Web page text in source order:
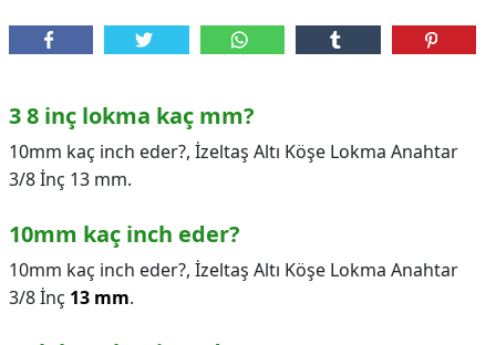
3 8 inç lokma kaç mm?
10mm kaç inch eder?, İzeltaş Altı Köşe Lokma Anahtar
3/8 İnç 13 mm.
10mm kaç inch eder?
10mm kaç inch eder?, İzeltaş Altı Köşe Lokma Anahtar
3/8 İnç 13 mm.